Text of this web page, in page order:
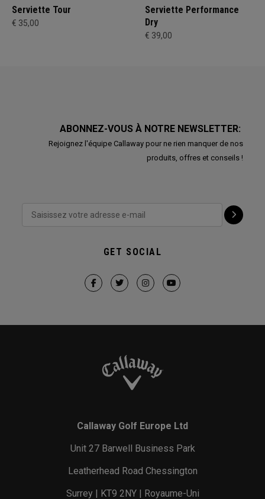
Serviette Tour
€ 35,00
Serviette Performance
Dry
€ 39,00
ABONNEZ-VOUS À NOTRE NEWSLETTER:
Rejoignez l'équipe Callaway pour ne rien manquer de nos
produits, offres et conseils !
GET SOCIAL
Callaway Golf Europe Ltd
Unit 27 Barwell Business Park
Leatherhead Road Chessington
Surrey | KT9 2NY | Royaume-Uni